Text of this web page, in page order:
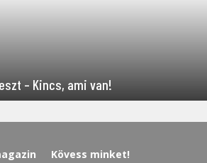
– Kincs, ami van!
Kövess minket!